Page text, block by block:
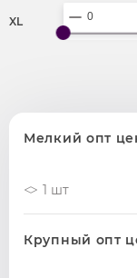
XL
Мелкий опт
1 шт
Крупный опт